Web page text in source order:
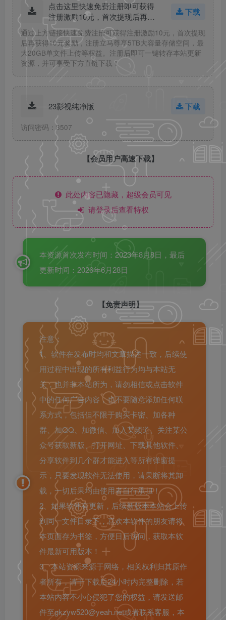
点击这里快速免费注册即可获得
注册激励10元，首次提现后再获
得10元奖励！
下载
通过上方链接快速免费注册可获得注册激励10元，首次提现
后再获得10元奖励，注册立马尊享5TB大容量存储空间，最
大20GB单文件上传等权益。注册后即可一键转存本站更新
资源，并可享受下方直链下载！
23影视纯净版 下载
访问密码：3507
【会员用户高速下载】
此处内容已隐藏，超级会员可见
请登录后查看特权
本资源首次发布时间：2023年8月8日，最后
更新时间：2026年6月28日
【免责声明】
注意：
1、软件在发布时均和文章描述一致，后续使
用过程中出现的所有利益行为均与本站无
关，也并非本站所为，请勿相信或点击软件
中的任何广告内容，也不要随意添加任何联
系方式，包括但不限于购买卡密、加各种
群、加QQ、加微信、加入某频道、关注某公
众号获取新版、打开网址、下载其他软件、
分享软件到几个群才能进入等所有弹窗提
示，只要发现软件无法使用，请果断将其卸
载，一切后果均由使用者自行承担！
2、如果软件有更新，后续新版本本站会上传
到同一文件目录下，喜欢本软件的朋友请将
本页面存为书签，方便日后访问，获取本软
件最新可用版本！
3、本站资源来源于网络，相关权利归其原作
者所有，请于下载后24小时内完整删除，若
本站内容不小心侵犯了您的权益，请发送邮
件至gkzyw520@yeah.net或者联系客服，本